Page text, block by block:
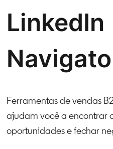
Ferramentas de vendas
ajudam você a encontrar
oportunidades e fechar